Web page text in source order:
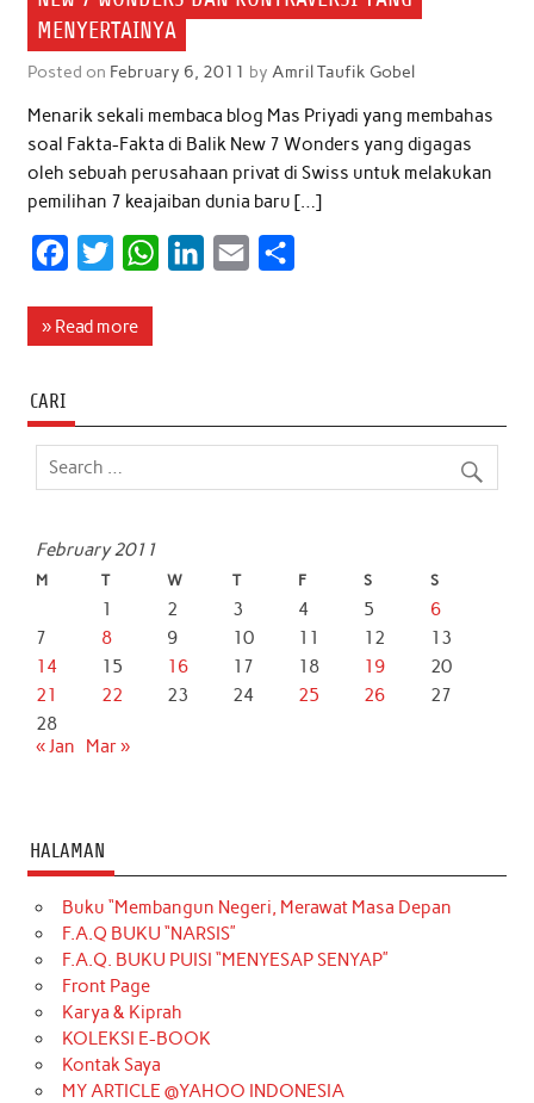
MENYERTAINYA
Posted on February 6, 2011 by Amril Taufik Gobel
Menarik sekali membaca blog Mas Priyadi yang membahas
soal Fakta-Fakta di Balik New 7 Wonders yang digagas
oleh sebuah perusahaan privat di Swiss untuk melakukan
pemilihan 7 keajaiban dunia baru […]
c
o
o
i
e
W
A
d
» Read more
CARI
February 2011
M T W T F S S
1 2 3 4 5
6
7
8 9 10 11 12
13
14
15 16 17 18 19
20
21
22 23 24 25 26
27
28
« Jan
Mar »
HALAMAN
Buku “Membangun Negeri, Merawat Masa Depan
F.A.Q BUKU “NARSIS”
F.A.Q. BUKU PUISI “MENYESAP SENYAP”
Front Page
Karya & Kiprah
KOLEKSI E-BOOK
Kontak Saya
MY ARTICLE @YAHOO INDONESIA